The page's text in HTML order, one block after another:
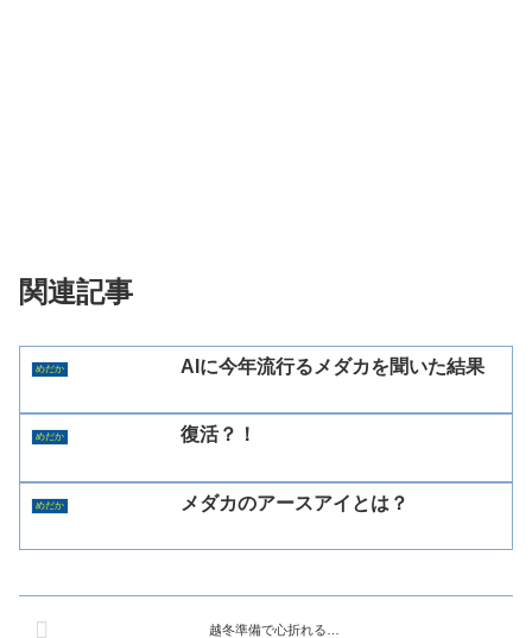
関連記事
めだか AIに今年流行るメダカを聞いた結果
めだか 復活？！
めだか メダカのアースアイとは？
越冬準備で心折れる…